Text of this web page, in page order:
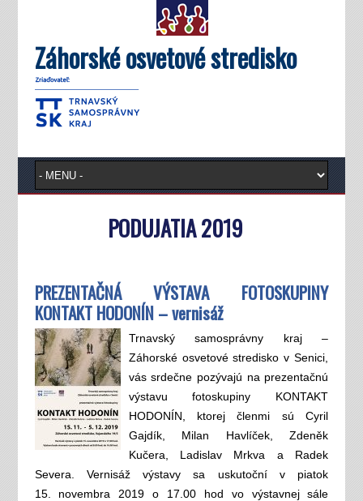
Záhorské osvetové stredisko
PODUJATIA 2019
PREZENTAČNÁ VÝSTAVA FOTOSKUPINY
KONTAKT HODONÍN – vernisáž
Trnavský samosprávny kraj –
Záhorské osvetové stredisko v Senici,
vás srdečne pozývajú na prezentačnú
výstavu fotoskupiny KONTAKT
HODONÍN, ktorej členmi sú Cyril
Gajdík, Milan Havlíček, Zdeněk
Kučera, Ladislav Mrkva a Radek
Severa. Vernisáž výstavy sa uskutoční v piatok
15. novembra 2019 o 17.00 hod vo výstavnej sále